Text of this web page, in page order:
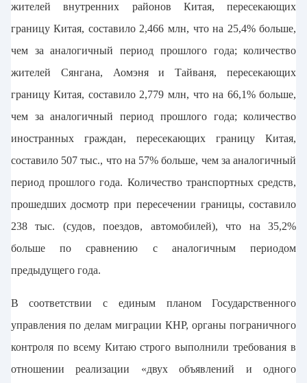
жителей внутренних районов Китая, пересекающих
границу Китая, составило 2,466 млн, что на 25,4% больше,
чем за аналогичный период прошлого года; количество
жителей Сянгана, Аомэня и Тайваня, пересекающих
границу Китая, составило 2,779 млн, что на 66,1% больше,
чем за аналогичный период прошлого года; количество
иностранных граждан, пересекающих границу Китая,
составило 507 тыс., что на 57% больше, чем за аналогичный
период прошлого года. Количество транспортных средств,
прошедших досмотр при пересечении границы, составило
238 тыс. (судов, поездов, автомобилей), что на 35,2%
больше по сравнению с аналогичным периодом
предыдущего года.
В соответствии с единым планом Государственного
управления по делам миграции КНР, органы пограничного
контроля по всему Китаю строго выполнили требования в
отношении реализации «двух объявлений и одного